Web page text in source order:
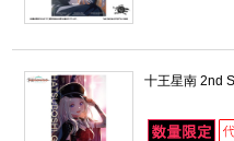
十王星南 2nd